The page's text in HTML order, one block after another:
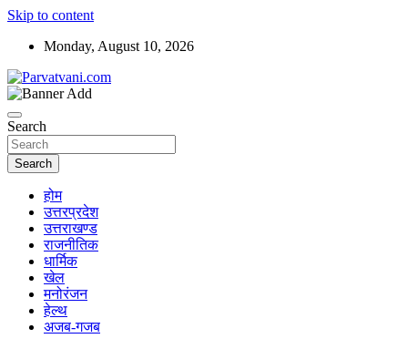
Skip to content
Monday, August 10, 2026
Parvatvani.com
Search
Search
होम
उत्तरप्रदेश
उत्तराखण्ड
राजनीतिक
धार्मिक
खेल
मनोरंजन
हेल्थ
अजब-गजब